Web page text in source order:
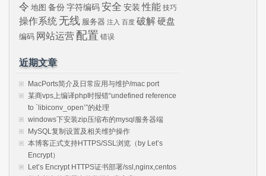
令 地图 备份 字符编码 安全 安装 性能 技巧
操作系统 无线 服务器 注入 百度 破解硬盘
编码 网站运营 配置 错误
近期文章
MacPorts简介及日常应用与维护/mac port
某商vps上编译php时报错“undefined reference
to `libiconv_open’”的处理
windows下安装zip压缩布的mysql服务器端
MySQL复制设置及相关维护操作
本博客正式支持HTTPS/SSL浏览（by Let’s
Encrypt）
Let’s Encrypt HTTPS证书部署/ssl,nginx,centos